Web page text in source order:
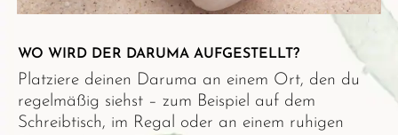
WO WIRD DER DARUMA AUFGESTELLT?
Platziere deinen Daruma an einem Ort, den du
regelmäßig siehst – zum Beispiel auf dem
Schreibtisch, im Regal oder an einem ruhigen